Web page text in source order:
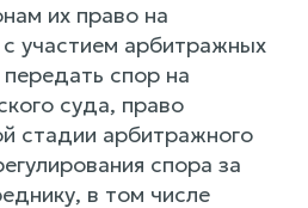
их право на
участием арбитражных
спор на
суда, право
стадии арбитражного
спора за
в том числе